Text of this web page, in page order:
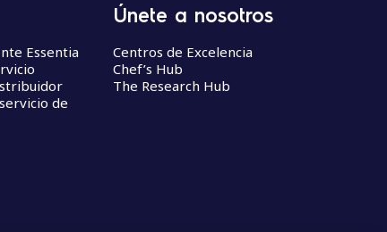
Essentia
de
Únete a nosotros
Centros de Excelencia
Chef’s Hub
The Research Hub